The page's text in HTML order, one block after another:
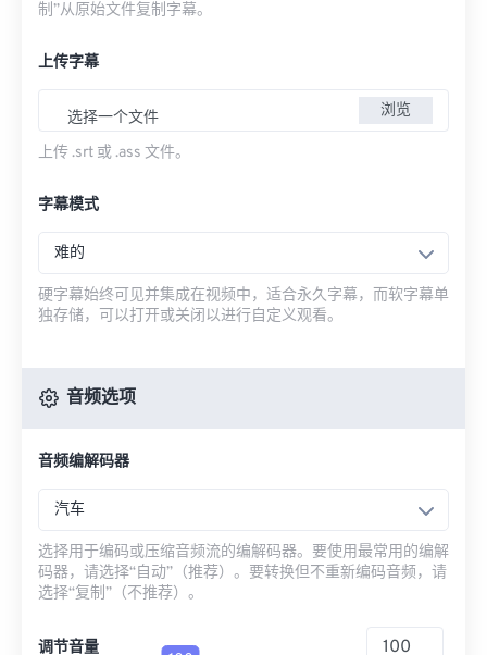
制”从原始文件复制字幕。
上传字幕
选择一个文件 浏览
上传 .srt 或 .ass 文件。
字幕模式
难的
硬字幕始终可见并集成在视频中，适合永久字幕，而软字幕单
独存储，可以打开或关闭以进行自定义观看。
音频选项
音频编解码器
汽车
选择用于编码或压缩音频流的编解码器。要使用最常用的编解
码器，请选择“自动”（推荐）。要转换但不重新编码音频，请
选择“复制”（不推荐）。
调节音量